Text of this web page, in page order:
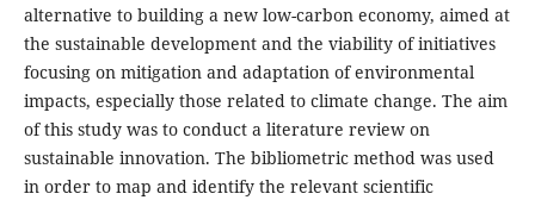
alternative to building a new low-carbon economy, aimed at
the sustainable development and the viability of initiatives
focusing on mitigation and adaptation of environmental
impacts, especially those related to climate change. The aim
of this study was to conduct a literature review on
sustainable innovation. The bibliometric method was used
in order to map and identify the relevant scientific